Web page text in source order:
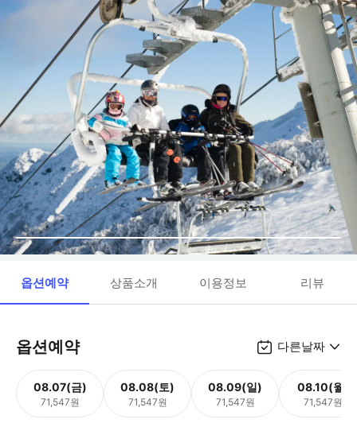
옵션예약 상품소개 이용정보 리뷰
옵션예약 다른날짜
08.07(금)
71,547원
08.08(토)
71,547원
08.09(일)
71,547원
08.10(월)
71,547원